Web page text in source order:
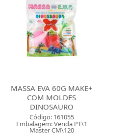
MASSA EVA 60G MAKE+
COM MOLDES
DINOSAURO
Código: 161055
Embalagem: Venda PT\1
Master CM\120